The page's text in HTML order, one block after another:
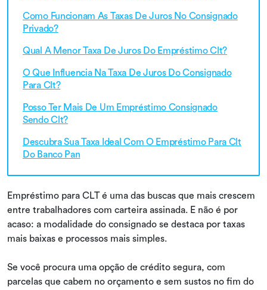
Como Funcionam As Taxas De Juros No Consignado
Privado?
Qual A Menor Taxa De Juros Do Empréstimo Clt?
O Que Influencia Na Taxa De Juros Do Consignado
Para Clt?
Posso Ter Mais De Um Empréstimo Consignado
Sendo Clt?
Descubra Sua Taxa Ideal Com O Empréstimo Para Clt
Do Banco Pan
Empréstimo para CLT é uma das buscas que mais crescem
entre trabalhadores com carteira assinada. E não é por
acaso: a modalidade do consignado se destaca por taxas
mais baixas e processos mais simples.
Se você procura uma opção de crédito segura, com
parcelas que cabem no orçamento e sem sustos no fim do